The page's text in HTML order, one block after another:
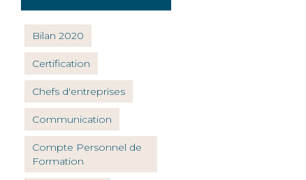
Bilan 2020
Certification
Chefs d'entreprises
Communication
Compte Personnel de
Formation